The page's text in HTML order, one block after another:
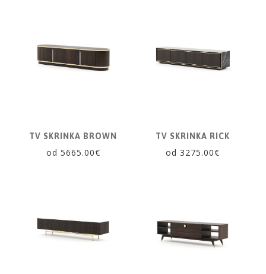
TV SKRINKA BROWN
od 5665.00€
TV SKRINKA RICK
od 3275.00€